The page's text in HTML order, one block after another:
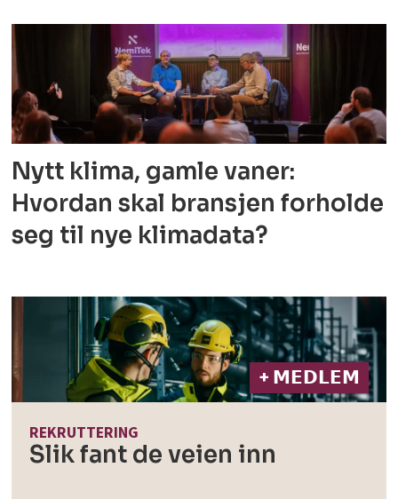
Nytt klima, gamle vaner:
Hvordan skal bransjen forholde
seg til nye klimadata?
+ 𝗠𝗘𝗗𝗟𝗘𝗠
REKRUTTERING
Slik fant de veien inn